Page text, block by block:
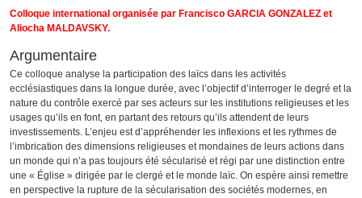
Colloque international organisée par Francisco GARCIA GONZALEZ et
Aliocha MALDAVSKY.
Argumentaire
Ce colloque analyse la participation des laïcs dans les activités
ecclésiastiques dans la longue durée, avec l’objectif d’interroger le degré et la
nature du contrôle exercé par ses acteurs sur les institutions religieuses et les
usages qu’ils en font, en partant des retours qu’ils attendent de leurs
investissements. L’enjeu est d’appréhender les inflexions et les rythmes de
l’imbrication des dimensions religieuses et mondaines de leurs actions dans
un monde qui n’a pas toujours été sécularisé et régi par une distinction entre
une « Église » dirigée par le clergé et le monde laïc. On espère ainsi remettre
en perspective la rupture de la sécularisation des sociétés modernes, en